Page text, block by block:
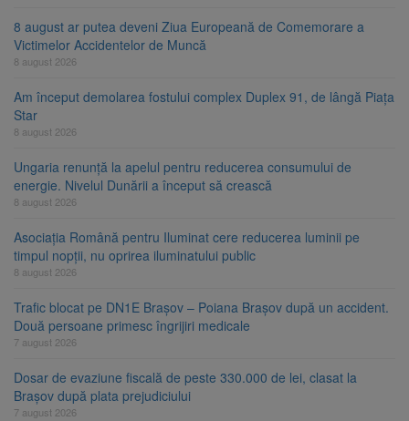
8 august ar putea deveni Ziua Europeană de Comemorare a
Victimelor Accidentelor de Muncă
8 august 2026
Am început demolarea fostului complex Duplex 91, de lângă Piața
Star
8 august 2026
Ungaria renunță la apelul pentru reducerea consumului de
energie. Nivelul Dunării a început să crească
8 august 2026
Asociația Română pentru Iluminat cere reducerea luminii pe
timpul nopții, nu oprirea iluminatului public
8 august 2026
Trafic blocat pe DN1E Brașov – Poiana Brașov după un accident.
Două persoane primesc îngrijiri medicale
7 august 2026
Dosar de evaziune fiscală de peste 330.000 de lei, clasat la
Brașov după plata prejudiciului
7 august 2026